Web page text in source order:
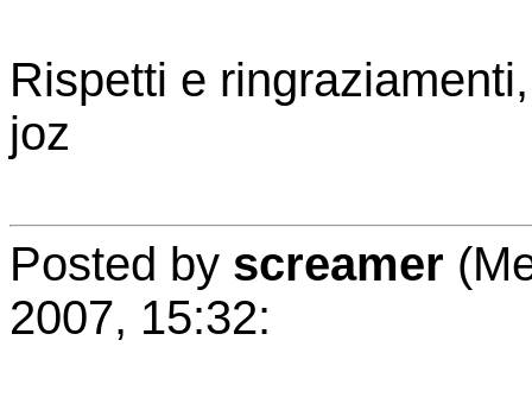
Rispetti e ringraziamenti,
joz
Posted by screamer
2007, 15:32: